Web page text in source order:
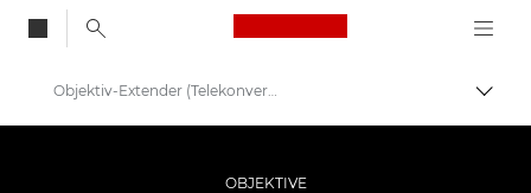
Canon Logo, back
Auf
Professionelle Fotografie und Videos
Objektiv-Extender (Telekonverter)
OBJEKTIVE